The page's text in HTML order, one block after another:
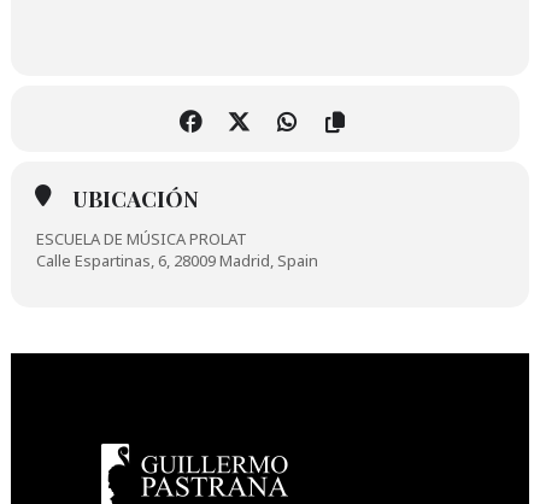
UBICACIÓN
ESCUELA DE MÚSICA PROLAT
Calle Espartinas, 6, 28009 Madrid, Spain